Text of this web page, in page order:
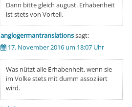
Dann bitte gleich august. Erhabenheit
ist stets von Vorteil.
anglogermantranslationssagt:
17. November 2016 um 18:07 Uhr
Was nützt alle Erhabenheit, wenn sie
im Volke stets mit dumm assoziiert
wird.